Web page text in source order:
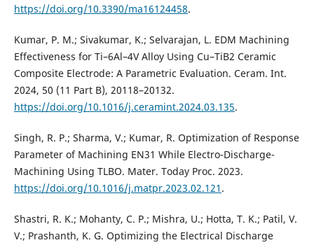
https://doi.org/10.3390/ma16124458.
Kumar, P. M.; Sivakumar, K.; Selvarajan, L. EDM Machining
Effectiveness for Ti–6Al–4V Alloy Using Cu–TiB2 Ceramic
Composite Electrode: A Parametric Evaluation. Ceram. Int.
2024, 50 (11 Part B), 20118–20132.
https://doi.org/10.1016/j.ceramint.2024.03.135.
Singh, R. P.; Sharma, V.; Kumar, R. Optimization of Response
Parameter of Machining EN31 While Electro-Discharge-
Machining Using TLBO. Mater. Today Proc. 2023.
https://doi.org/10.1016/j.matpr.2023.02.121 .
Shastri, R. K.; Mohanty, C. P.; Mishra, U.; Hotta, T. K.; Patil, V.
V.; Prashanth, K. G. Optimizing the Electrical Discharge